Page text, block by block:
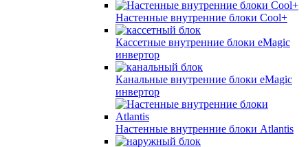
Настенные внутренние блоки Cool+
Кассетные внутренние блоки eMagic
инвертор
Канальные внутренние блоки eMagic
инвертор
Настенные внутренние блоки Atlantis